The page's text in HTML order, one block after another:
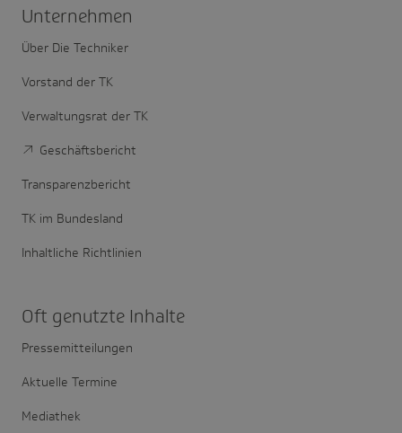
Unter­nehmen
Über Die Techniker
Vorstand der TK
Verwaltungsrat der TK
Geschäftsbericht
Transparenzbericht
TK im Bundesland
Inhaltliche Richtlinien
Oft genutzte Inhalte
Pressemitteilungen
Aktuelle Termine
Mediathek